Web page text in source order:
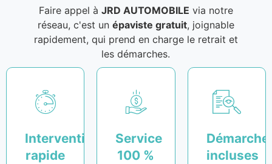
Faire appel à JRD AUTOMOBILE via notre
réseau, c'est un épaviste gratuit, joignable
rapidement, qui prend en charge le retrait et
les démarches.
Intervention
rapide
Service
100 %
incluses